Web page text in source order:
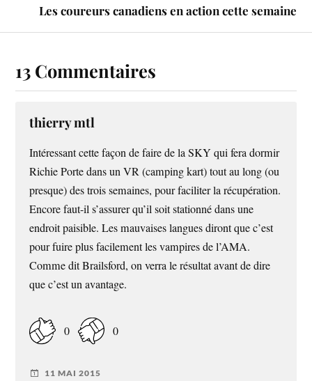
Les coureurs canadiens en action cette semaine
13 Commentaires
thierry mtl
Intéressant cette façon de faire de la SKY qui fera dormir
Richie Porte dans un VR (camping kart) tout au long (ou
presque) des trois semaines, pour faciliter la récupération.
Encore faut-il s’assurer qu’il soit stationné dans une
endroit paisible. Les mauvaises langues diront que c’est
pour fuire plus facilement les vampires de l’AMA.
Comme dit Brailsford, on verra le résultat avant de dire
que c’est un avantage.
0 0
11 MAI 2015